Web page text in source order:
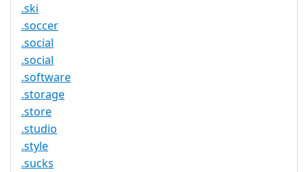
.ski
.soccer
.social
.social
.software
.storage
.store
.studio
.style
.sucks